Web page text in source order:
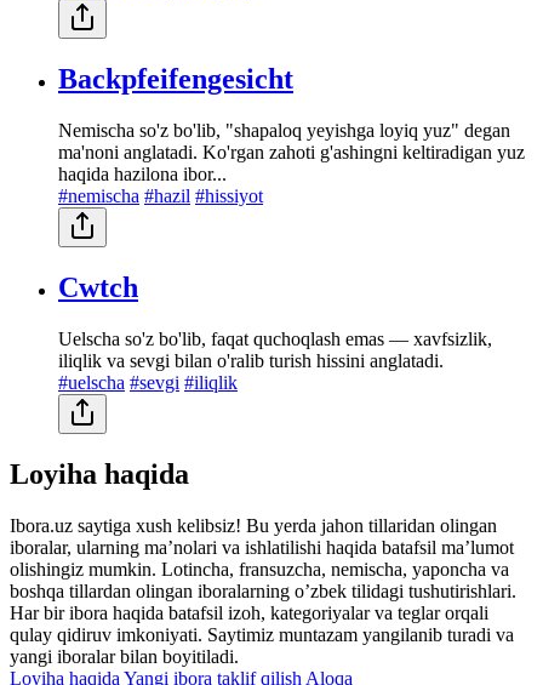
Backpfeifengesicht
Nemischa so'z bo'lib, "shapaloq yeyishga loyiq yuz" degan
ma'noni anglatadi. Ko'rgan zahoti g'ashingni keltiradigan yuz
haqida hazilona ibor...
#nemischa #hazil #hissiyot
Cwtch
Uelscha so'z bo'lib, faqat quchoqlash emas — xavfsizlik,
iliqlik va sevgi bilan o'ralib turish hissini anglatadi.
#uelscha #sevgi #iliqlik
Loyiha haqida
Ibora.uz saytiga xush kelibsiz! Bu yerda jahon tillaridan olingan
iboralar, ularning maʼnolari va ishlatilishi haqida batafsil maʼlumot
olishingiz mumkin. Lotincha, fransuzcha, nemischa, yaponcha va
boshqa tillardan olingan iboralarning oʼzbek tilidagi tushutirishlari.
Har bir ibora haqida batafsil izoh, kategoriyalar va teglar orqali
qulay qidiruv imkoniyati. Saytimiz muntazam yangilanib turadi va
yangi iboralar bilan boyitiladi.
Loyiha haqida Yangi ibora taklif qilish Aloqa